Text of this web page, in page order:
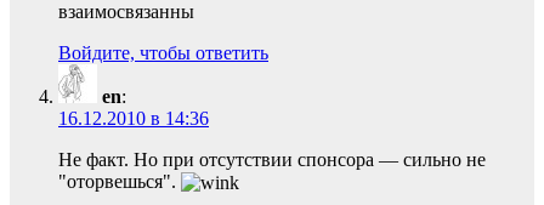
взаимосвязанны
Войдите, чтобы ответить
en:
16.12.2010 в 14:36
Не факт. Но при отсутствии спонсора — сильно не
"оторвешься".